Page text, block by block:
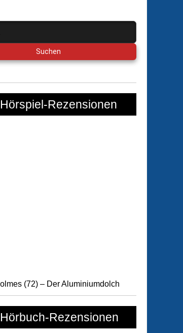
Rezensionen
(72) – Der Aluminiumdolch
Rezensionen